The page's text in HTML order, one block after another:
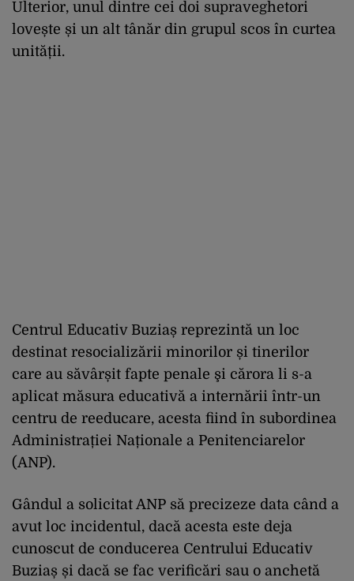
Ulterior, unul dintre cei doi supraveghetori
lovește și un alt tânăr din grupul scos în curtea
unității.
Centrul Educativ Buziaș reprezintă un loc
destinat resocializării minorilor și tinerilor
care au săvârșit fapte penale şi cărora li s-a
aplicat măsura educativă a internării într-un
centru de reeducare, acesta fiind în subordinea
Administrației Naționale a Penitenciarelor
(ANP).
Gândul a solicitat ANP să precizeze data când a
avut loc incidentul, dacă acesta este deja
cunoscut de conducerea Centrului Educativ
Buziaș și dacă se fac verificări sau o anchetă